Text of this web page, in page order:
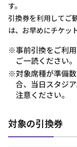
す。
引換券を利用してご
は、お早めにチケッ
※事前引換をご利
ご一読ください。
※対象席種が準備
合、当日スタジ
注意ください。
対象の引換券